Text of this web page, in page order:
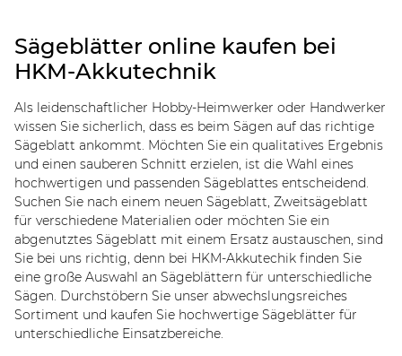
Sägeblätter online kaufen bei
HKM-Akkutechnik
Als leidenschaftlicher Hobby-Heimwerker oder Handwerker
wissen Sie sicherlich, dass es beim Sägen auf das richtige
Sägeblatt ankommt. Möchten Sie ein qualitatives Ergebnis
und einen sauberen Schnitt erzielen, ist die Wahl eines
hochwertigen und passenden Sägeblattes entscheidend.
Suchen Sie nach einem neuen Sägeblatt, Zweitsägeblatt
für verschiedene Materialien oder möchten Sie ein
abgenutztes Sägeblatt mit einem Ersatz austauschen, sind
Sie bei uns richtig, denn bei HKM-Akkutechik finden Sie
eine große Auswahl an Sägeblättern für unterschiedliche
Sägen. Durchstöbern Sie unser abwechslungsreiches
Sortiment und kaufen Sie hochwertige Sägeblätter für
unterschiedliche Einsatzbereiche.